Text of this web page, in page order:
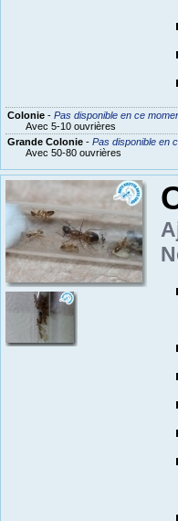
Colonie- Pas disponible en ce
Avec 5-10 ouvrières
Grande Colonie- Pas disponible en
Avec 50-80 ouvrières